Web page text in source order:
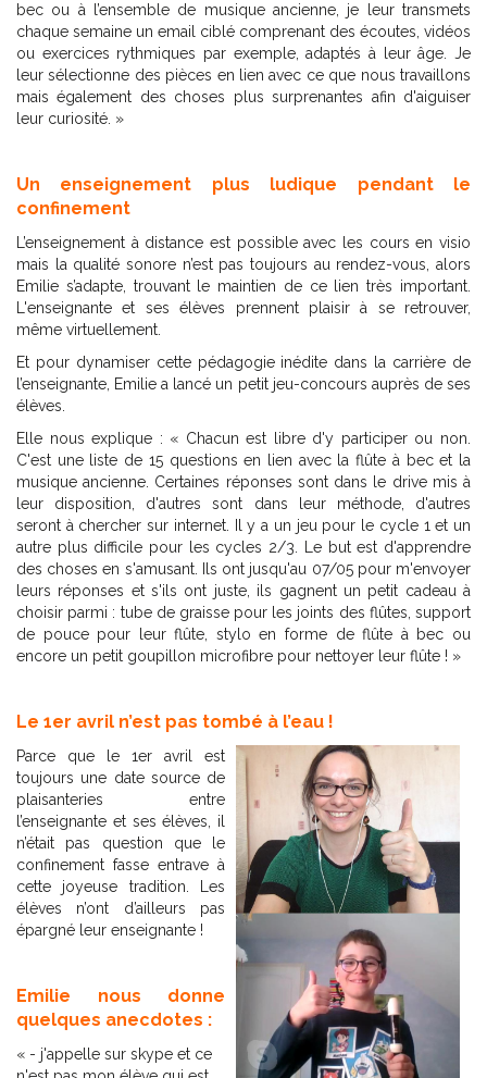
bec ou à l’ensemble de musique ancienne, je leur transmets
chaque semaine un email ciblé comprenant des écoutes, vidéos
ou exercices rythmiques par exemple, adaptés à leur âge. Je
leur sélectionne des pièces en lien avec ce que nous travaillons
mais également des choses plus surprenantes afin d'aiguiser
leur curiosité. »
Un enseignement plus ludique pendant le
confinement
L’enseignement à distance est possible avec les cours en visio
mais la qualité sonore n’est pas toujours au rendez-vous, alors
Emilie s’adapte, trouvant le maintien de ce lien très important.
L'enseignante et ses élèves prennent plaisir à se retrouver,
même virtuellement.
Et pour dynamiser cette pédagogie inédite dans la carrière de
l’enseignante, Emilie a lancé un petit jeu-concours auprès de ses
élèves.
Elle nous explique : « Chacun est libre d'y participer ou non.
C'est une liste de 15 questions en lien avec la flûte à bec et la
musique ancienne. Certaines réponses sont dans le drive mis à
leur disposition, d'autres sont dans leur méthode, d'autres
seront à chercher sur internet. Il y a un jeu pour le cycle 1 et un
autre plus difficile pour les cycles 2/3. Le but est d'apprendre
des choses en s'amusant. Ils ont jusqu'au 07/05 pour m'envoyer
leurs réponses et s'ils ont juste, ils gagnent un petit cadeau à
choisir parmi : tube de graisse pour les joints des flûtes, support
de pouce pour leur flûte, stylo en forme de flûte à bec ou
encore un petit goupillon microfibre pour nettoyer leur flûte ! »
Le 1er avril n’est pas tombé à l’eau !
Parce que le 1er avril est
toujours une date source de
plaisanteries entre
l’enseignante et ses élèves, il
n’était pas question que le
confinement fasse entrave à
cette joyeuse tradition. Les
élèves n’ont d’ailleurs pas
épargné leur enseignante !
Emilie nous donne
quelques anecdotes :
« - j'appelle sur skype et ce